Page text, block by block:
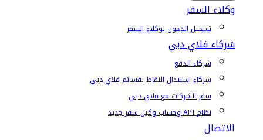
وكلاء السفر
تسجيل الدخول لوكلاء السفر
شركاء فلاي دبي
شركاء الدفع
شركاء استبدال النقاط بقسائم فلاي دبي
سفر الشركات مع فلاي دبي
نظام API وحساب وكيل سفر جديد
الاتصال